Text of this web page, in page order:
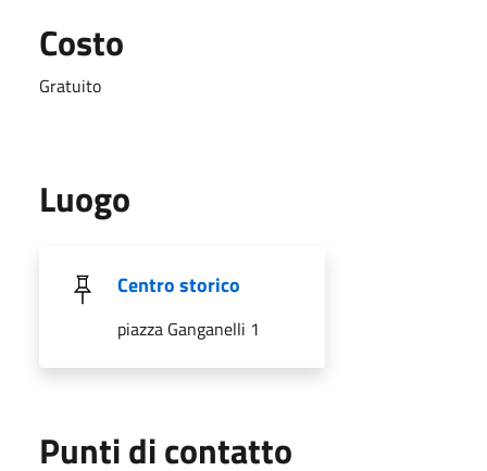
Costo
Gratuito
Luogo
Centro storico
piazza Ganganelli 1
Punti di contatto